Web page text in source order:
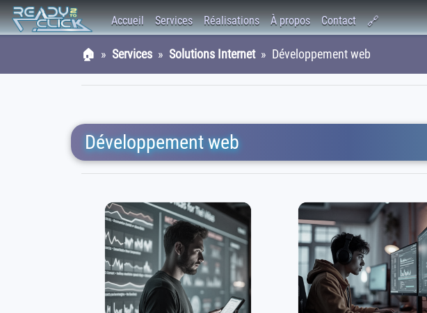
Accueil Services Réalisations À propos Contact 🔗
🏠 » Services » Solutions Internet» Développement web
Développement web